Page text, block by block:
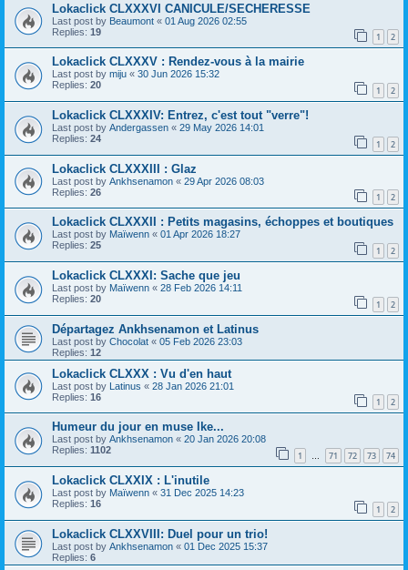
Lokaclick CLXXXVI CANICULE/SECHERESSE
Last post by Beaumont « 01 Aug 2026 02:55
Replies: 19 1 2
Lokaclick CLXXXV : Rendez-vous à la mairie
Last post by miju « 30 Jun 2026 15:32
Replies: 20 1 2
Lokaclick CLXXXIV: Entrez, c'est tout "verre"!
Last post by Andergassen « 29 May 2026 14:01
Replies: 24 1 2
Lokaclick CLXXXIII : Glaz
Last post by Ankhsenamon « 29 Apr 2026 08:03
Replies: 26 1 2
Lokaclick CLXXXII : Petits magasins, échoppes et boutiques
Last post by Maïwenn « 01 Apr 2026 18:27
Replies: 25 1 2
Lokaclick CLXXXI: Sache que jeu
Last post by Maïwenn « 28 Feb 2026 14:11
Replies: 20 1 2
Départagez Ankhsenamon et Latinus
Last post by Chocolat « 05 Feb 2026 23:03
Replies: 12
Lokaclick CLXXX : Vu d'en haut
Last post by Latinus « 28 Jan 2026 21:01
Replies: 16 1 2
Humeur du jour en muse Ike...
Last post by Ankhsenamon « 20 Jan 2026 20:08
Replies: 1102 1 … 71 72 73 74
Lokaclick CLXXIX : L'inutile
Last post by Maïwenn « 31 Dec 2025 14:23
Replies: 16 1 2
Lokaclick CLXXVIII: Duel pour un trio!
Last post by Ankhsenamon « 01 Dec 2025 15:37
Replies: 6